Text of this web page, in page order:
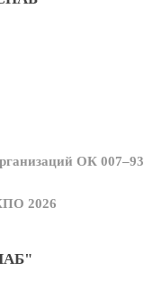
ОК 007–93
2026